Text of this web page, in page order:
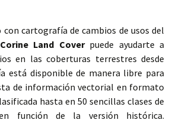
cartografía de cambios de usos del
Corine Land Coverpuede ayudarte a
en las coberturas terrestres desde
está disponible de manera libre para
de información vectorial en formato
hasta en 50 sencillas clases de
función de la versión histórica.